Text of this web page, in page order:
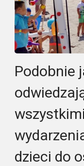
Podobnie
dzieci do